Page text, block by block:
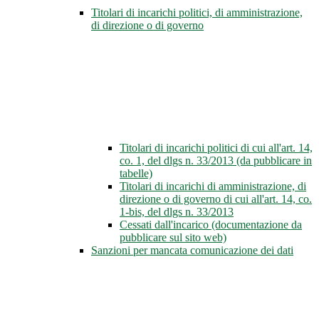
Titolari di incarichi politici, di amministrazione,
di direzione o di governo
Titolari di incarichi politici di cui all'art. 14,
co. 1, del dlgs n. 33/2013 (da pubblicare in
tabelle)
Titolari di incarichi di amministrazione, di
direzione o di governo di cui all'art. 14, co.
1-bis, del dlgs n. 33/2013
Cessati dall'incarico (documentazione da
pubblicare sul sito web)
Sanzioni per mancata comunicazione dei dati